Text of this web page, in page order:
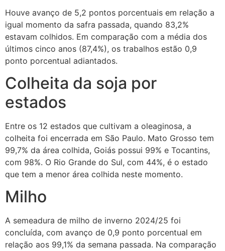
Houve avanço de 5,2 pontos porcentuais em relação a
igual momento da safra passada, quando 83,2%
estavam colhidos. Em comparação com a média dos
últimos cinco anos (87,4%), os trabalhos estão 0,9
ponto porcentual adiantados.
Colheita da soja por
estados
Entre os 12 estados que cultivam a oleaginosa, a
colheita foi encerrada em São Paulo. Mato Grosso tem
99,7% da área colhida, Goiás possui 99% e Tocantins,
com 98%. O Rio Grande do Sul, com 44%, é o estado
que tem a menor área colhida neste momento.
Milho
A semeadura de milho de inverno 2024/25 foi
concluída, com avanço de 0,9 ponto porcentual em
relação aos 99,1% da semana passada. Na comparação